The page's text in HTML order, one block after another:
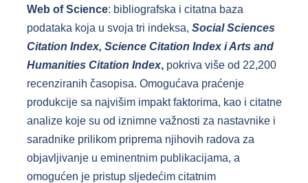
Web of Science: bibliografska i citatna baza
podataka koja u svoja tri indeksa, Social Sciences
Citation Index, Science Citation Index i Arts and
Humanities Citation Index, pokriva više od 22,200
recenziranih časopisa. Omogućava praćenje
produkcije sa najvišim impakt faktorima, kao i citatne
analize koje su od iznimne važnosti za nastavnike i
saradnike prilikom priprema njihovih radova za
objavljivanje u eminentnim publikacijama, a
omogućen je pristup sljedećim citatnim